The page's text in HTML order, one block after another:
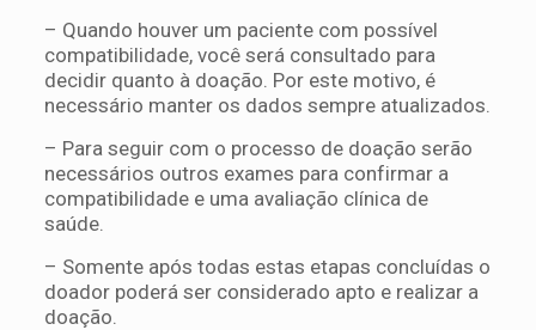
– Quando houver um paciente com possível
compatibilidade, você será consultado para
decidir quanto à doação. Por este motivo, é
necessário manter os dados sempre atualizados.
– Para seguir com o processo de doação serão
necessários outros exames para confirmar a
compatibilidade e uma avaliação clínica de
saúde.
– Somente após todas estas etapas concluídas o
doador poderá ser considerado apto e realizar a
doação.